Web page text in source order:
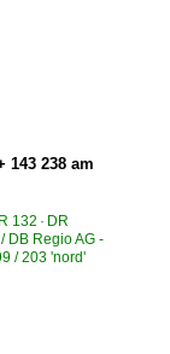
143 238 am
· DR
DB Regio AG -
/ 203 'nord'